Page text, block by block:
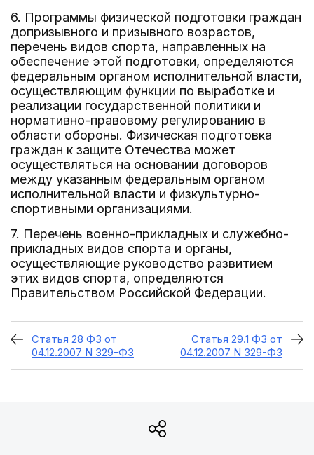
6. Программы физической подготовки граждан
допризывного и призывного возрастов,
перечень видов спорта, направленных на
обеспечение этой подготовки, определяются
федеральным органом исполнительной власти,
осуществляющим функции по выработке и
реализации государственной политики и
нормативно-правовому регулированию в
области обороны. Физическая подготовка
граждан к защите Отечества может
осуществляться на основании договоров
между указанным федеральным органом
исполнительной власти и физкультурно-
спортивными организациями.
7. Перечень военно-прикладных и служебно-
прикладных видов спорта и органы,
осуществляющие руководство развитием
этих видов спорта, определяются
Правительством Российской Федерации.
Статья 28 ФЗ от
04.12.2007 N 329-ФЗ
Статья 29.1 ФЗ от
04.12.2007 N 329-ФЗ